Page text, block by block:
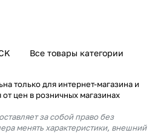
Все товары категории
только для интернет-магазина и
от цен в розничных магазинах
за собой право без
менять характеристики, внешний